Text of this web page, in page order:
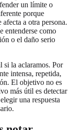
un límite o
porque
afecta a otra persona.
entenderse como
o el daño serio
si la aclaramos. Por
intensa, repetida,
El objetivo no es
más útil es detectar
una respuesta